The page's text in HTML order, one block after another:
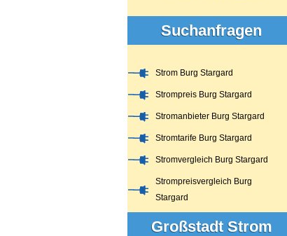
Suchanfragen
Strom Burg Stargard
Strompreis Burg Stargard
Stromanbieter Burg Stargard
Stromtarife Burg Stargard
Stromvergleich Burg Stargard
Strompreisvergleich Burg
Stargard
Großstadt Strom